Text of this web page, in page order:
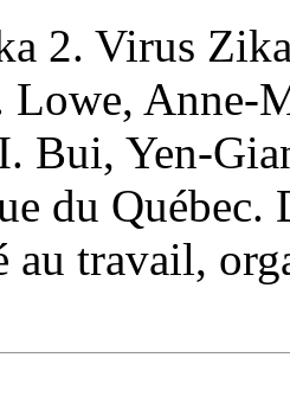
2. Virus
Anne-
Bui, Yen-
du
au travail,